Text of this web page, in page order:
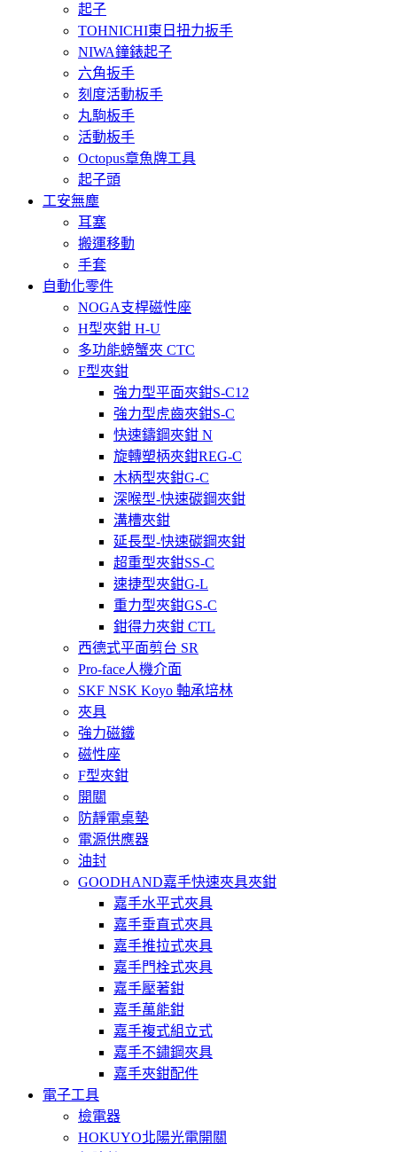
起子
TOHNICHI東日扭力扳手
NIWA鐘錶起子
六角扳手
刻度活動板手
丸駒板手
活動板手
Octopus章魚牌工具
起子頭
工安無塵
耳塞
搬運移動
手套
自動化零件
NOGA支桿磁性座
H型夾鉗 H-U
多功能螃蟹夾 CTC
F型夾鉗
強力型平面夾鉗S-C12
強力型虎齒夾鉗S-C
快速鑄鋼夾鉗 N
旋轉塑柄夾鉗REG-C
木柄型夾鉗G-C
深喉型-快速碳鋼夾鉗
溝槽夾鉗
延長型-快速碳鋼夾鉗
超重型夾鉗SS-C
速捷型夾鉗G-L
重力型夾鉗GS-C
鉗得力夾鉗 CTL
西德式平面剪台 SR
Pro-face人機介面
SKF NSK Koyo 軸承培林
夾具
強力磁鐵
磁性座
F型夾鉗
開關
防靜電桌墊
電源供應器
油封
GOODHAND嘉手快速夾具夾鉗
嘉手水平式夾具
嘉手垂直式夾具
嘉手推拉式夾具
嘉手門栓式夾具
嘉手壓著鉗
嘉手萬能鉗
嘉手複式組立式
嘉手不鏽鋼夾具
嘉手夾鉗配件
電子工具
檢電器
HOKUYO北陽光電開關